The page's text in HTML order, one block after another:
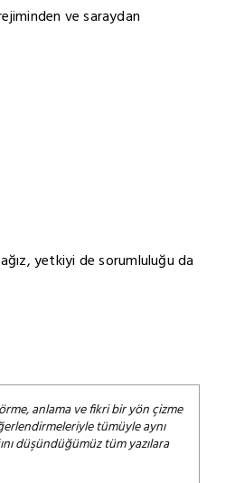
ve saraydan
yetkiyi de sorumluluğu da
anlama ve fikri bir yön çizme
tümüyle aynı
düşündüğümüz tüm yazılara